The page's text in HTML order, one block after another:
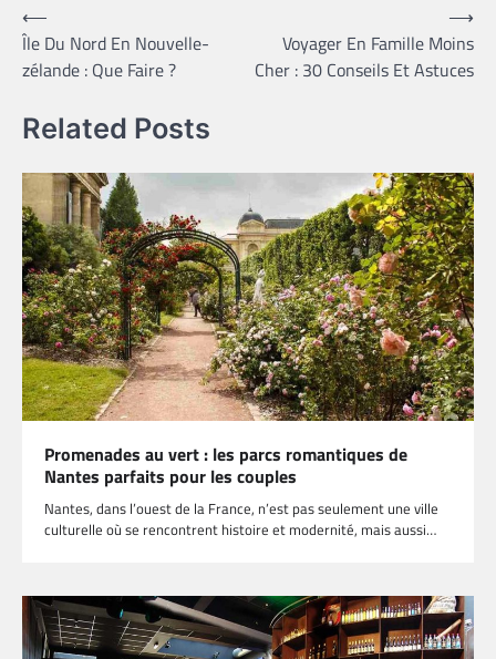
Navigation
de
l’article
⟵
Île Du Nord En Nouvelle-
zélande : Que Faire ?
Voyager En Famille Moins
Cher : 30 Conseils Et Astuces
⟶
Related Posts
Promenades au vert : les parcs romantiques de
Nantes parfaits pour les couples
Nantes, dans l’ouest de la France, n’est pas seulement une ville
culturelle où se rencontrent histoire et modernité, mais aussi…